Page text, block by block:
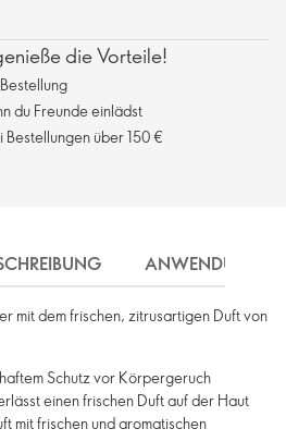
die Vorteile!
du Freunde einlädst
über 150 €
ANWENDUNG
mit dem frischen, zitrusartigen Duft von
Schutz vor Körpergeruch
einen frischen Duft auf der Haut
mit frischen und aromatischen